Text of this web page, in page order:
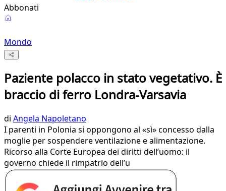
Abbonati
Mondo
Paziente polacco in stato vegetativo. È
braccio di ferro Londra-Varsavia
di Angela Napoletano
I parenti in Polonia si oppongono al «sì» concesso dalla
moglie per sospendere ventilazione e alimentazione.
Ricorso alla Corte Europea dei diritti dell’uomo: il
governo chiede il rimpatrio dell’u